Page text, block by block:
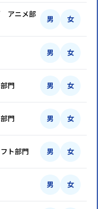
アニメ部
男 女
男 女
門 男 女
門 男 女
ト部門 男 女
男 女